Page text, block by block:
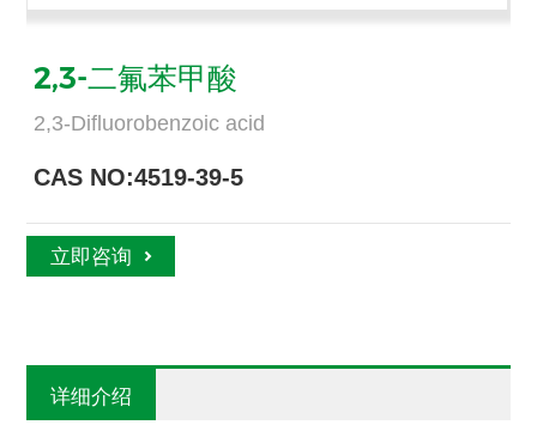
2,3-二氟苯甲酸
2,3-Difluorobenzoic acid
CAS NO:4519-39-5
立即咨询
详细介绍